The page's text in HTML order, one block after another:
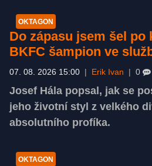
OKTAGON
Do zápasu jsem šel po
BKFC šampion ve
07. 08. 2026 15:00 Erik Ivan 0
Josef Hála popsal, jak se
jeho životní styl z velkého
absolutního profíka.
OKTAGON